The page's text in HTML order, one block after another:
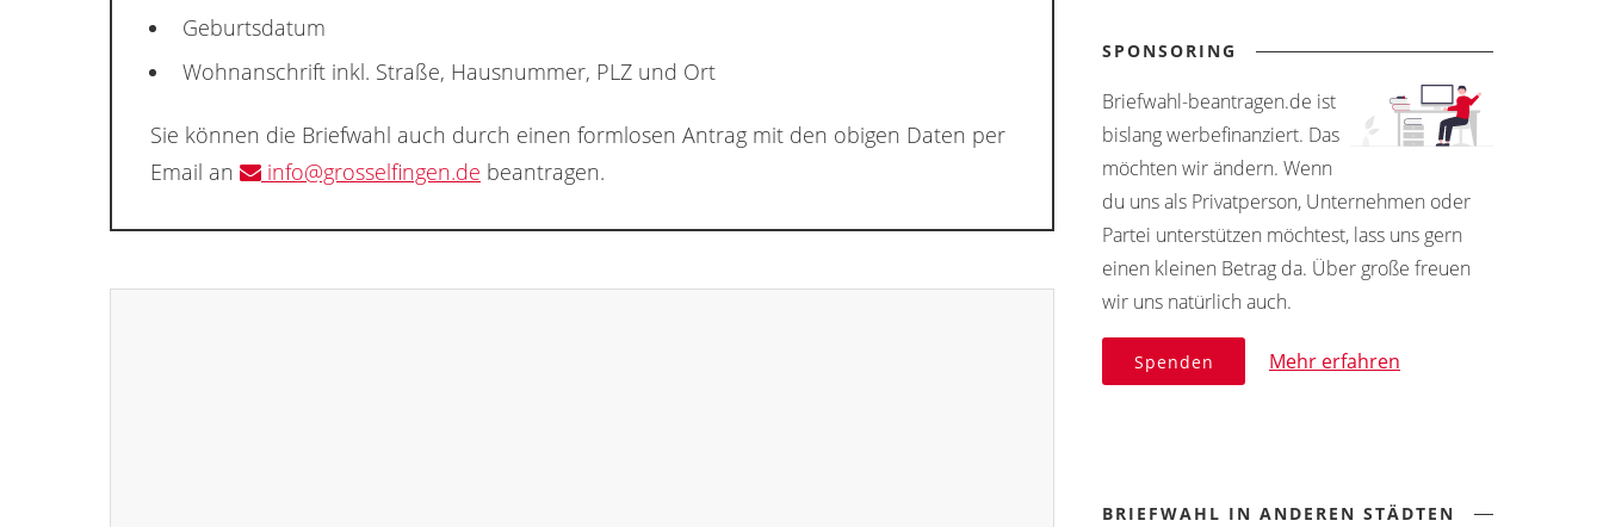
Geburtsdatum
Wohnanschrift inkl. Straße, Hausnummer, PLZ und Ort
Sie können die Briefwahl auch durch einen formlosen Antrag mit den obigen Daten per
Email an
info@grosselfingen.de beantragen.
SPONSORING
Briefwahl-beantragen.de ist
bislang werbefinanziert. Das
möchten wir ändern. Wenn
du uns als Privatperson, Unternehmen oder
Partei unterstützen möchtest, lass uns gern
einen kleinen Betrag da. Über große freuen
wir uns natürlich auch.
Spenden Mehr erfahren
BRIEFWAHL IN ANDEREN STÄDTEN